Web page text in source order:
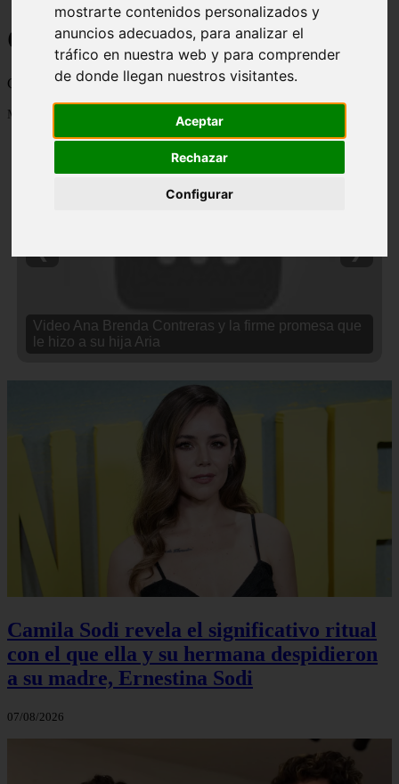
mostrarte contenidos personalizados y
anuncios adecuados, para analizar el
tráfico en nuestra web y para comprender
de donde llegan nuestros visitantes.
Aceptar
Rechazar
Configurar
Curiosidades y Sabias que
Cosas curiosas, curiosidades, noticias impactantes y mucho mas
Mostrando 1 - 24 de 2838 artículos
Video Ana Brenda Contreras y la firme promesa que
le hizo a su hija Aria
Camila Sodi revela el significativo ritual
con el que ella y su hermana despidieron
a su madre, Ernestina Sodi
07/08/2026